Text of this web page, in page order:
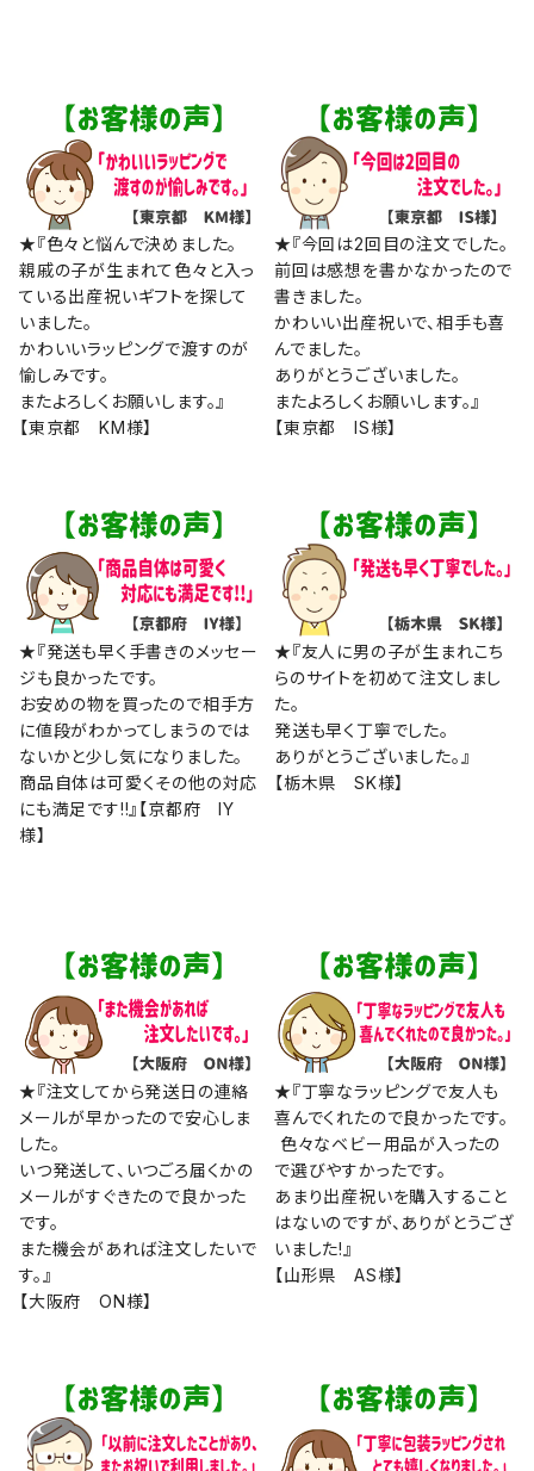
★『色々と悩んで決めました。
親戚の子が生まれて色々と入っ
ている出産祝いギフトを探して
いました。
かわいいラッピングで渡すのが
愉しみです。
またよろしくお願いします。』
【東京都 KM様】
★『今回は2回目の注文でした。
前回は感想を書かなかったので
書きました。
かわいい出産祝いで、相手も喜
んでました。
ありがとうございました。
またよろしくお願いします。』
【東京都 IS様】
★『発送も早く手書きのメッセー
ジも良かったです。
お安めの物を買ったので相手方
に値段がわかってしまうのでは
ないかと少し気になりました。
商品自体は可愛くその他の対応
にも満足です!!』【京都府 IY
様】
★『友人に男の子が生まれこち
らのサイトを初めて注文しまし
た。
発送も早く丁寧でした。
ありがとうございました。』
【栃木県 SK様】
★『注文してから発送日の連絡
メールが早かったので安心しま
した。
いつ発送して、いつごろ届くかの
メールがすぐきたので良かった
です。
また機会があれば注文したいで
す。』
【大阪府 ON様】
★『丁寧なラッピングで友人も
喜んでくれたので良かったです。
色々なベビー用品が入ったの
で選びやすかったです。
あまり出産祝いを購入すること
はないのですが、ありがとうござ
いました!』
【山形県 AS様】